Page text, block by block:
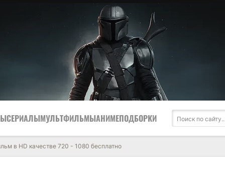
СЕРИАЛЫМУЛЬТФИЛЬМЫАНИМЕПОДБОРКИ
в HD качестве 720 - 1080 бесплатно